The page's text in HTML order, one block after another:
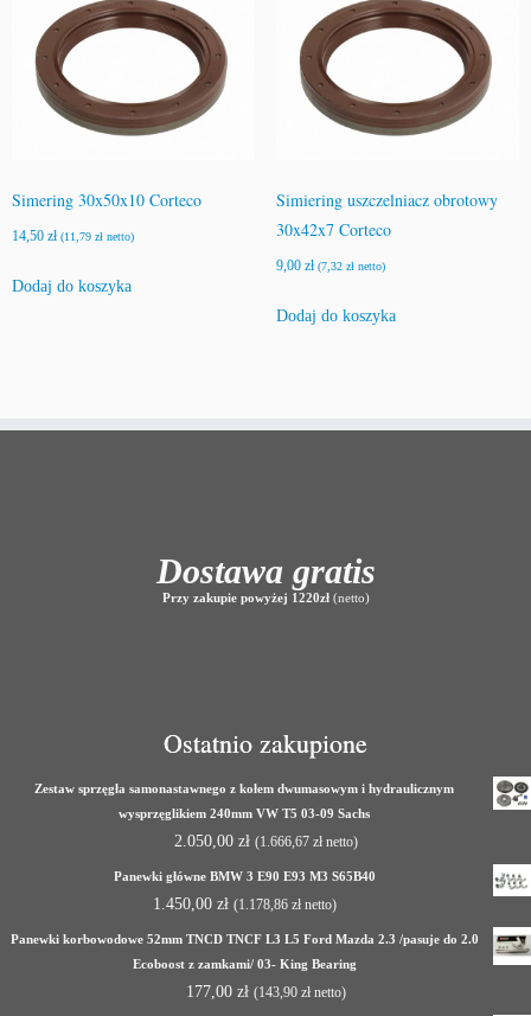
Simering 30x50x10 Corteco
14,50 zł (11,79 zł netto)
Dodaj do koszyka
Simiering uszczelniacz obrotowy
30x42x7 Corteco
9,00 zł (7,32 złnetto)
Dodaj do koszyka
Dostawa gratis
Przy zakupie powyżej 1220zł(netto)
Ostatnio zakupione
Zestaw sprzęgła samonastawnego z kołem dwumasowym i hydraulicznym
wysprzęglikiem 240mm VW T5 03-09 Sachs
2.050,00 zł (1.666,67 złnetto)
Panewki główne BMW 3 E90 E93 M3 S65B40
1.450,00 zł (1.178,86 złnetto)
Panewki korbowodowe 52mm TNCD TNCF L3 L5 Ford Mazda 2.3 /pasuje do 2.0
Ecoboost z zamkami/ 03- King Bearing
177,00 zł (143,90 złnetto)